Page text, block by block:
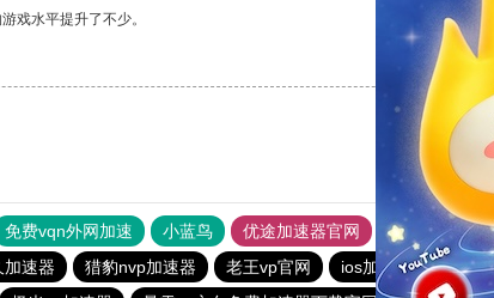
戏水平提升了不少。
免费vqn外网加速 小蓝鸟 优途加速器官网 风驰加速器
加速器 猎豹nvp加速器 老王vp官网 ios加速器 tyl加